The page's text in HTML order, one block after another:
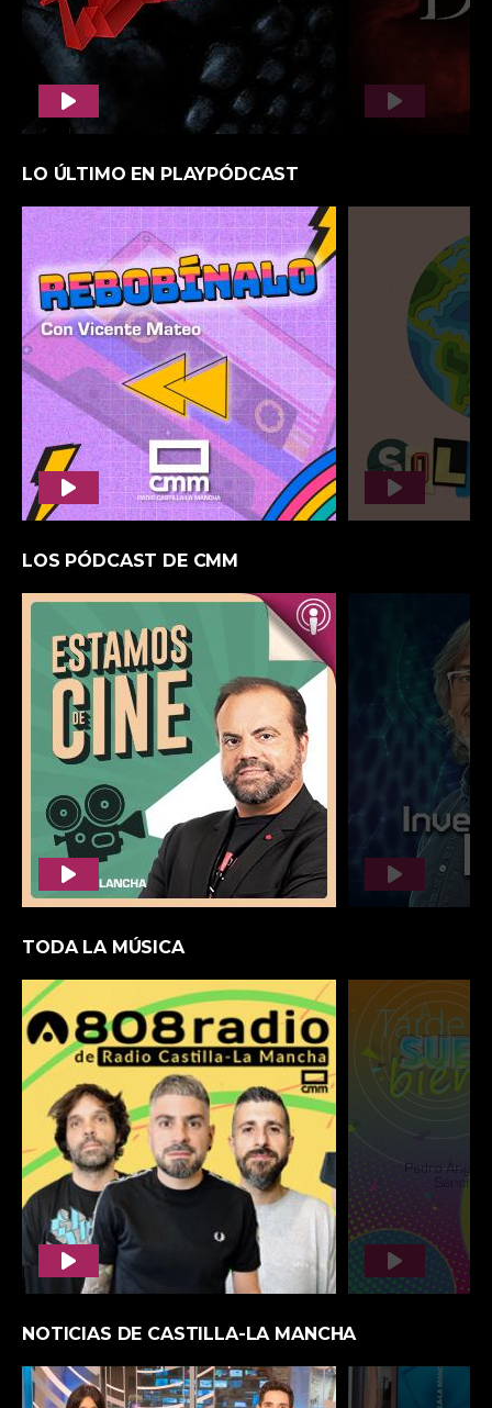
NOTICIAS DE CASTILLA-LA MANCHA
LA ACTUALIDAD, EN PROFUNDIDAD
TODO EL DEPORTE REGIONAL
CINEMA PLAYER
DESCONOCIDAS, LA SERIE